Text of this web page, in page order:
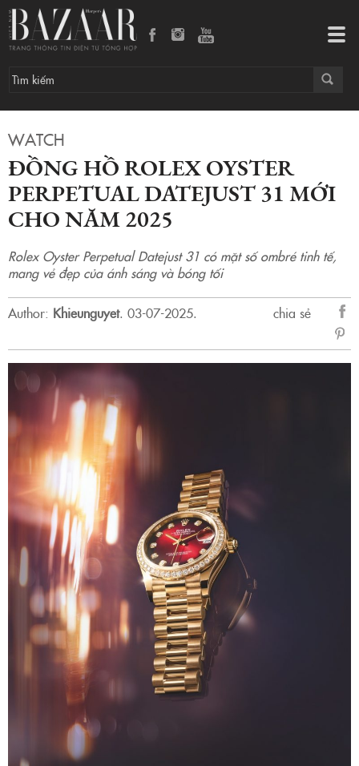
WATCH
ĐỒNG HỒ ROLEX OYSTER
PERPETUAL DATEJUST 31 MỚI
CHO NĂM 2025
Rolex Oyster Perpetual Datejust 31 có mặt số ombré tinh tế,
mang vẻ đẹp của ánh sáng và bóng tối
Author: Khieunguyet. 03-07-2025.
chia sẻ
sẻ